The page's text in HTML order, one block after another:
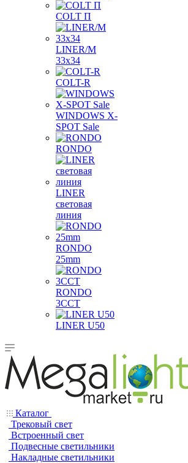
COLT П
LINER/М
33х34
COLT-R
WINDOWS X-
SPOT Sale
RONDO
LINER
световая
линия
RONDO
25mm
RONDO
3CCT
LINER U50
Каталог
Трековый свет
Встроенный свет
Подвесные светильники
Накладные светильники